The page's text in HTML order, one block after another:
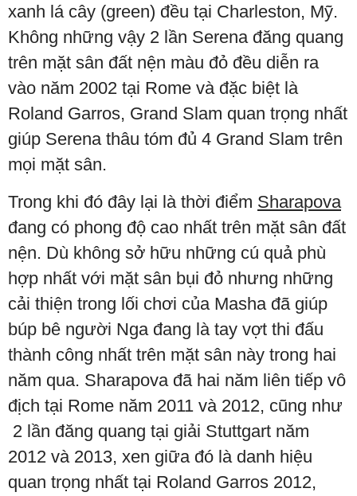
xanh lá cây (green) đều tại Charleston, Mỹ.
Không những vậy 2 lần Serena đăng quang
trên mặt sân đất nện màu đỏ đều diễn ra
vào năm 2002 tại Rome và đặc biệt là
Roland Garros, Grand Slam quan trọng nhất
giúp Serena thâu tóm đủ 4 Grand Slam trên
mọi mặt sân.
Trong khi đó đây lại là thời điểm Sharapova
đang có phong độ cao nhất trên mặt sân đất
nện. Dù không sở hữu những cú quả phù
hợp nhất với mặt sân bụi đỏ nhưng những
cải thiện trong lối chơi của Masha đã giúp
búp bê người Nga đang là tay vợt thi đấu
thành công nhất trên mặt sân này trong hai
năm qua. Sharapova đã hai năm liên tiếp vô
địch tại Rome năm 2011 và 2012, cũng như
2 lần đăng quang tại giải Stuttgart năm
2012 và 2013, xen giữa đó là danh hiệu
quan trọng nhất tại Roland Garros 2012,